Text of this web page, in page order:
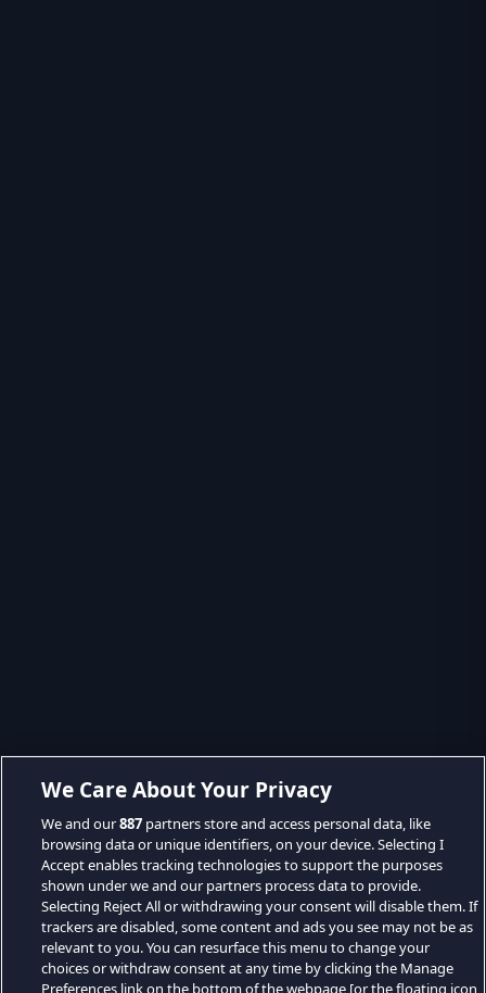
We Care About Your Privacy
We and our887 partners store and access personal data, like
browsing data or unique identifiers, on your device. Selecting I
Accept enables tracking technologies to support the purposes
shown under we and our partners process data to provide.
Selecting Reject All or withdrawing your consent will disable them. If
trackers are disabled, some content and ads you see may not be as
relevant to you. You can resurface this menu to change your
choices or withdraw consent at any time by clicking the Manage
Preferences link on the bottom of the webpage [or the floating icon